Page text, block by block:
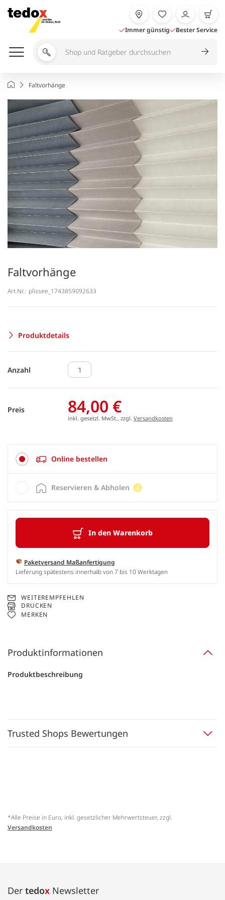
Inhalt
springen
Immer günstig Bester Service
Shop
durchsuchen
StartseiteFaltvorhänge
Faltvorhänge
Art.Nr.: plissee_1743859092633
Produktdetails
Anzahl
Preis 84,00 €
inkl. gesetzl. MwSt., zzgl. Versandkosten
Online bestellen
In den Warenkorb
Paketversand Maßanfertigung
Lieferung spätestens innerhalb von 7 bis 10 Werktagen
Reservieren & Abholen
WEITEREMPFEHLEN
DRUCKEN
MERKEN
Produktinformationen
Produktbeschreibung
Trusted Shops Bewertungen
*Alle Preise in Euro, inkl. gesetzlicher Mehrwertsteuer, zzgl.
Versandkosten
Der tedox Newsletter